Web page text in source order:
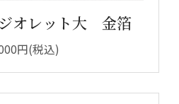
オレット大 金箔
円(税込)